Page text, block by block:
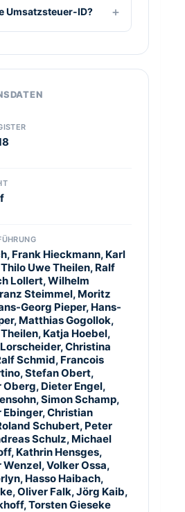
Umsatzsteuer-ID?
Frank Hieckmann, Karl
Uwe Theilen, Ralf
Lollert, Wilhelm
Steimmel, Moritz
Georg Pieper, Hans-
Matthias Gogollok,
Katja Hoebel,
Christina
Schmid, Francois
Stefan Obert,
Dieter Engel,
Simon Schamp,
Christian
Schubert, Peter
Schulz, Michael
Kathrin Hensges,
Volker Ossa,
Hasso Haibach,
Oliver Falk, Jörg Kaib,
Torsten Gieseke